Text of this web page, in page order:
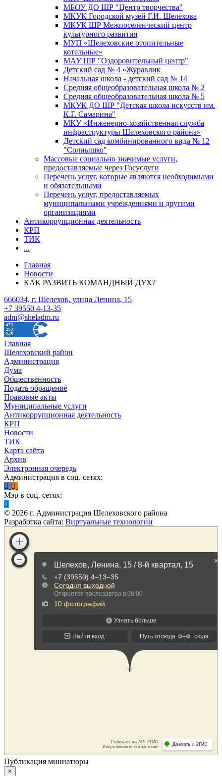
МБОУ ДО ШР "Центр творчества"
МКУК Городской музей Г.И. Шелехова
МКУК ШР Межпоселенческий центр
культурного развития
МУП «Шелеховские отопительные
котельные»
МАУ ШР "Оздоровительный центр"
Детский сад № 4 «Журавлик
Начальная школа - детский сад № 14
Средняя общеобразовательная школа № 2
Средняя общеобразовательная школа № 5
МКУК ДО ШР "Детская школа искусств им.
К.Г. Самарина"
МКУ «Инженерно-хозяйственная служба
инфраструктуры Шелеховского района»
Детский сад комбинированного вида № 12
"Солнышко"
Массовые социально значимые услуги,
предоставляемые через Госуслуги
Перечень услуг, которые являются необходимыми
и обязательными
Перечень услуг, предоставляемых
муниципальными учреждениями и другими
организациями
Антикоррупционная деятельность
КРП
ТИК
...
Главная
Новости
КАК РАЗВИТЬ КОМАНДНЫЙ ДУХ?
666034, г. Шелехов, улица Ленина, 15
+7 39550 4-13-35
adm@sheladm.ru
Главная
Шелеховский район
Администрация
Дума
Общественность
Подать обращение
Правовые акты
Муниципальные услуги
Антикоррупционная деятельность
КРП
Новости
ТИК
Карта сайта
Архив
Электронная очередь
Администрация в соц. сетях:
Мэр в соц. сетях:
© 2026 г. Администрация Шелеховского района
Разработка сайта: Виртуальные технологии
Публикация миниатюры
×